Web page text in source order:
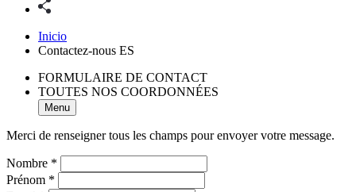
Inicio
Contactez-nous ES
FORMULAIRE DE CONTACT
TOUTES NOS COORDONNÉES
Menu
Merci de renseigner tous les champs pour envoyer votre message.
Nombre *
Prénom *